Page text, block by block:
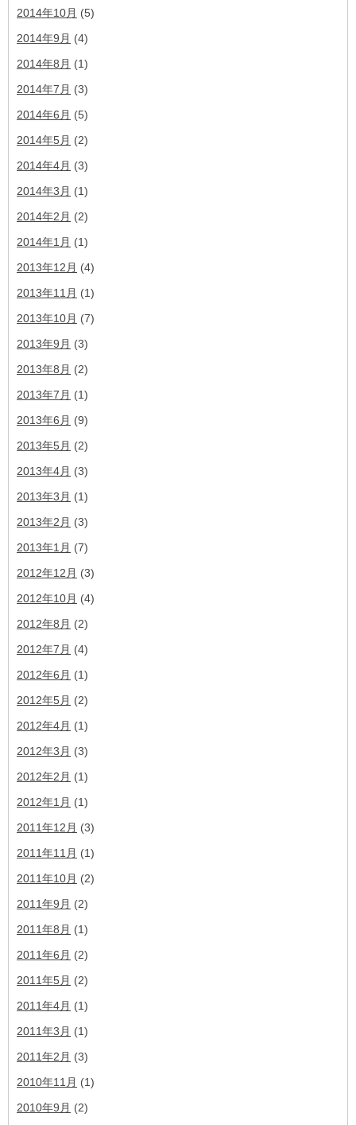
2014年10月 (5)
2014年9月 (4)
2014年8月 (1)
2014年7月 (3)
2014年6月 (5)
2014年5月 (2)
2014年4月 (3)
2014年3月 (1)
2014年2月 (2)
2014年1月 (1)
2013年12月 (4)
2013年11月 (1)
2013年10月 (7)
2013年9月 (3)
2013年8月 (2)
2013年7月 (1)
2013年6月 (9)
2013年5月 (2)
2013年4月 (3)
2013年3月 (1)
2013年2月 (3)
2013年1月 (7)
2012年12月 (3)
2012年10月 (4)
2012年8月 (2)
2012年7月 (4)
2012年6月 (1)
2012年5月 (2)
2012年4月 (1)
2012年3月 (3)
2012年2月 (1)
2012年1月 (1)
2011年12月 (3)
2011年11月 (1)
2011年10月 (2)
2011年9月 (2)
2011年8月 (1)
2011年6月 (2)
2011年5月 (2)
2011年4月 (1)
2011年3月 (1)
2011年2月 (3)
2010年11月 (1)
2010年9月 (2)